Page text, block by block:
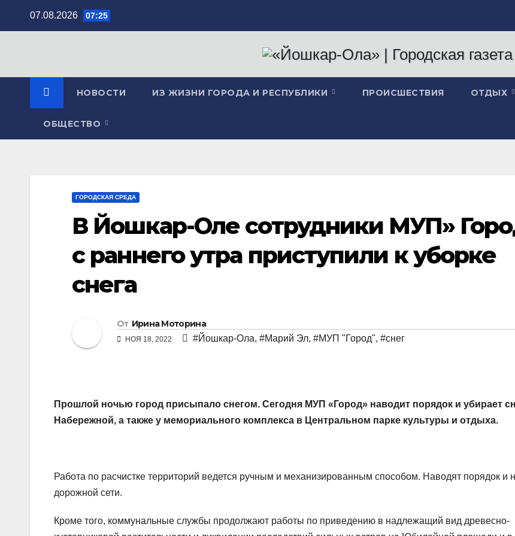
07.08.2026 07:25
НОВОСТИ ИЗ ЖИЗНИ ГОРОДА И РЕСПУБЛИКИ ПРОИСШЕСТВИЯ ОТДЫХ
ОБЩЕСТВО
ГОРОДСКАЯ СРЕДА
В Йошкар-Оле сотрудники МУП»
с раннего утра приступили к уборке
снега
От Ирина Моторина
НОЯ 18, 2022 #Йошкар-Ола, #Марий Эл, #МУП "Город", #снег
Прошлой ночью город присыпало снегом. Сегодня МУП «Город» наводит порядок и убирает
Набережной, а также у мемориального комплекса в Центральном парке культуры и отдыха.
Работа по расчистке территорий ведется ручным и механизированным способом. Наводят порядок и
дорожной сети.
Кроме того, коммунальные службы продолжают работы по приведению в надлежащий вид древесно-